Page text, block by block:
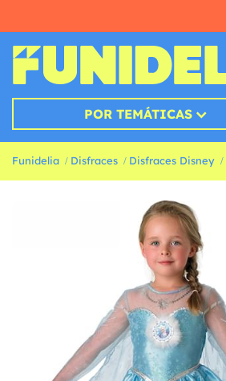
POR TEMÁTICAS
Funidelia Disfraces Disfraces Disney